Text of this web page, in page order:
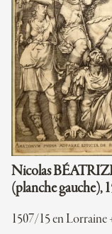
Nicolas
(planche gauche),
1507/15 en Lorraine